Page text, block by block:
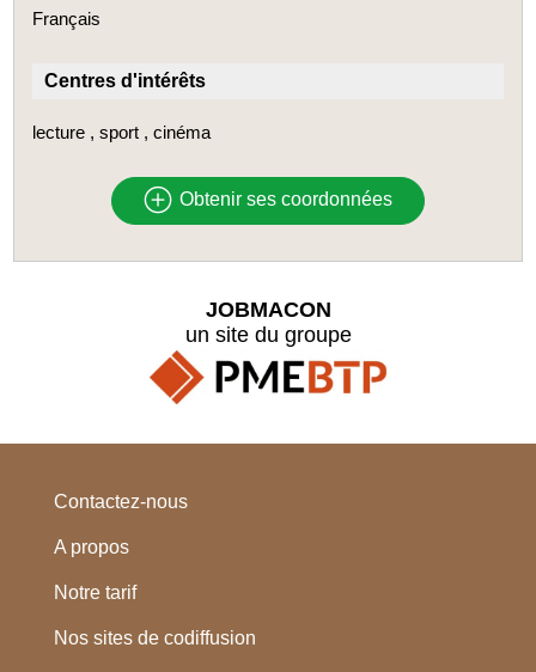
Français
Centres d'intérêts
lecture , sport , cinéma
Obtenir ses coordonnées
JOBMACON
un site du groupe
Contactez-nous
A propos
Notre tarif
Nos sites de codiffusion